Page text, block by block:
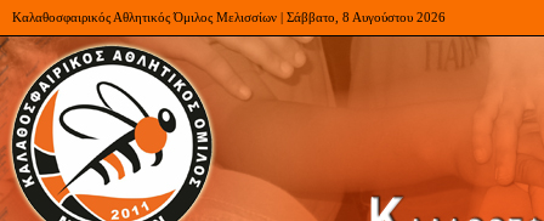
Καλαθοσφαιρικός Αθλητικός Όμιλος Μελισσίων | Σάββατο, 8 Αυγούστου 2026